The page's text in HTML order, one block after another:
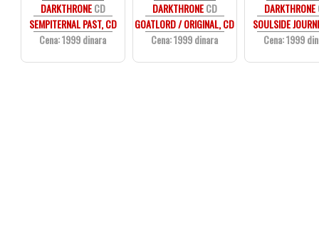
DARKTHRONECD
SEMPITERNAL PAST, CD
Cena: 1999 dinara
DARKTHRONECD
GOATLORD / ORIGINAL, CD
Cena: 1999 dinara
DARKTHRONE
SOULSIDE
Cena: 1999